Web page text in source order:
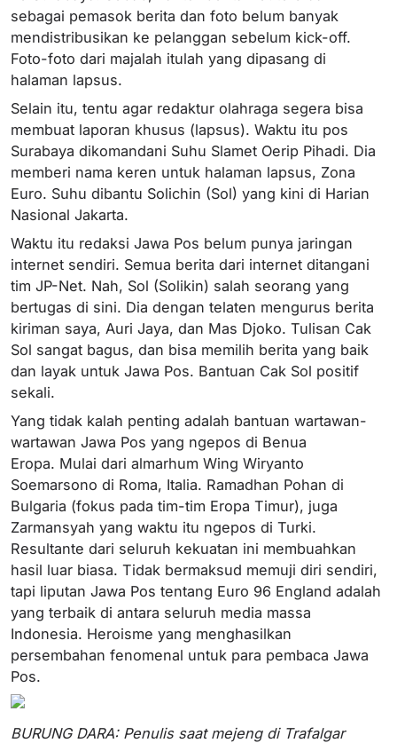
sebagai pemasok berita dan foto belum banyak
mendistribusikan ke pelanggan sebelum kick-off.
Foto-foto dari majalah itulah yang dipasang di
halaman lapsus.
Selain itu, tentu agar redaktur olahraga segera bisa
membuat laporan khusus (lapsus). Waktu itu pos
Surabaya dikomandani Suhu Slamet Oerip Pihadi. Dia
memberi nama keren untuk halaman lapsus, Zona
Euro. Suhu dibantu Solichin (Sol) yang kini di Harian
Nasional Jakarta.
Waktu itu redaksi Jawa Pos belum punya jaringan
internet sendiri. Semua berita dari internet ditangani
tim JP-Net. Nah, Sol (Solikin) salah seorang yang
bertugas di sini. Dia dengan telaten mengurus berita
kiriman saya, Auri Jaya, dan Mas Djoko. Tulisan Cak
Sol sangat bagus, dan bisa memilih berita yang baik
dan layak untuk Jawa Pos. Bantuan Cak Sol positif
sekali.
Yang tidak kalah penting adalah bantuan wartawan-
wartawan Jawa Pos yang ngepos di Benua
Eropa. Mulai dari almarhum Wing Wiryanto
Soemarsono di Roma, Italia. Ramadhan Pohan di
Bulgaria (fokus pada tim-tim Eropa Timur), juga
Zarmansyah yang waktu itu ngepos di Turki.
Resultante dari seluruh kekuatan ini membuahkan
hasil luar biasa. Tidak bermaksud memuji diri sendiri,
tapi liputan Jawa Pos tentang Euro 96 England adalah
yang terbaik di antara seluruh media massa
Indonesia. Heroisme yang menghasilkan
persembahan fenomenal untuk para pembaca Jawa
Pos.
BURUNG DARA: Penulis saat mejeng di Trafalgar